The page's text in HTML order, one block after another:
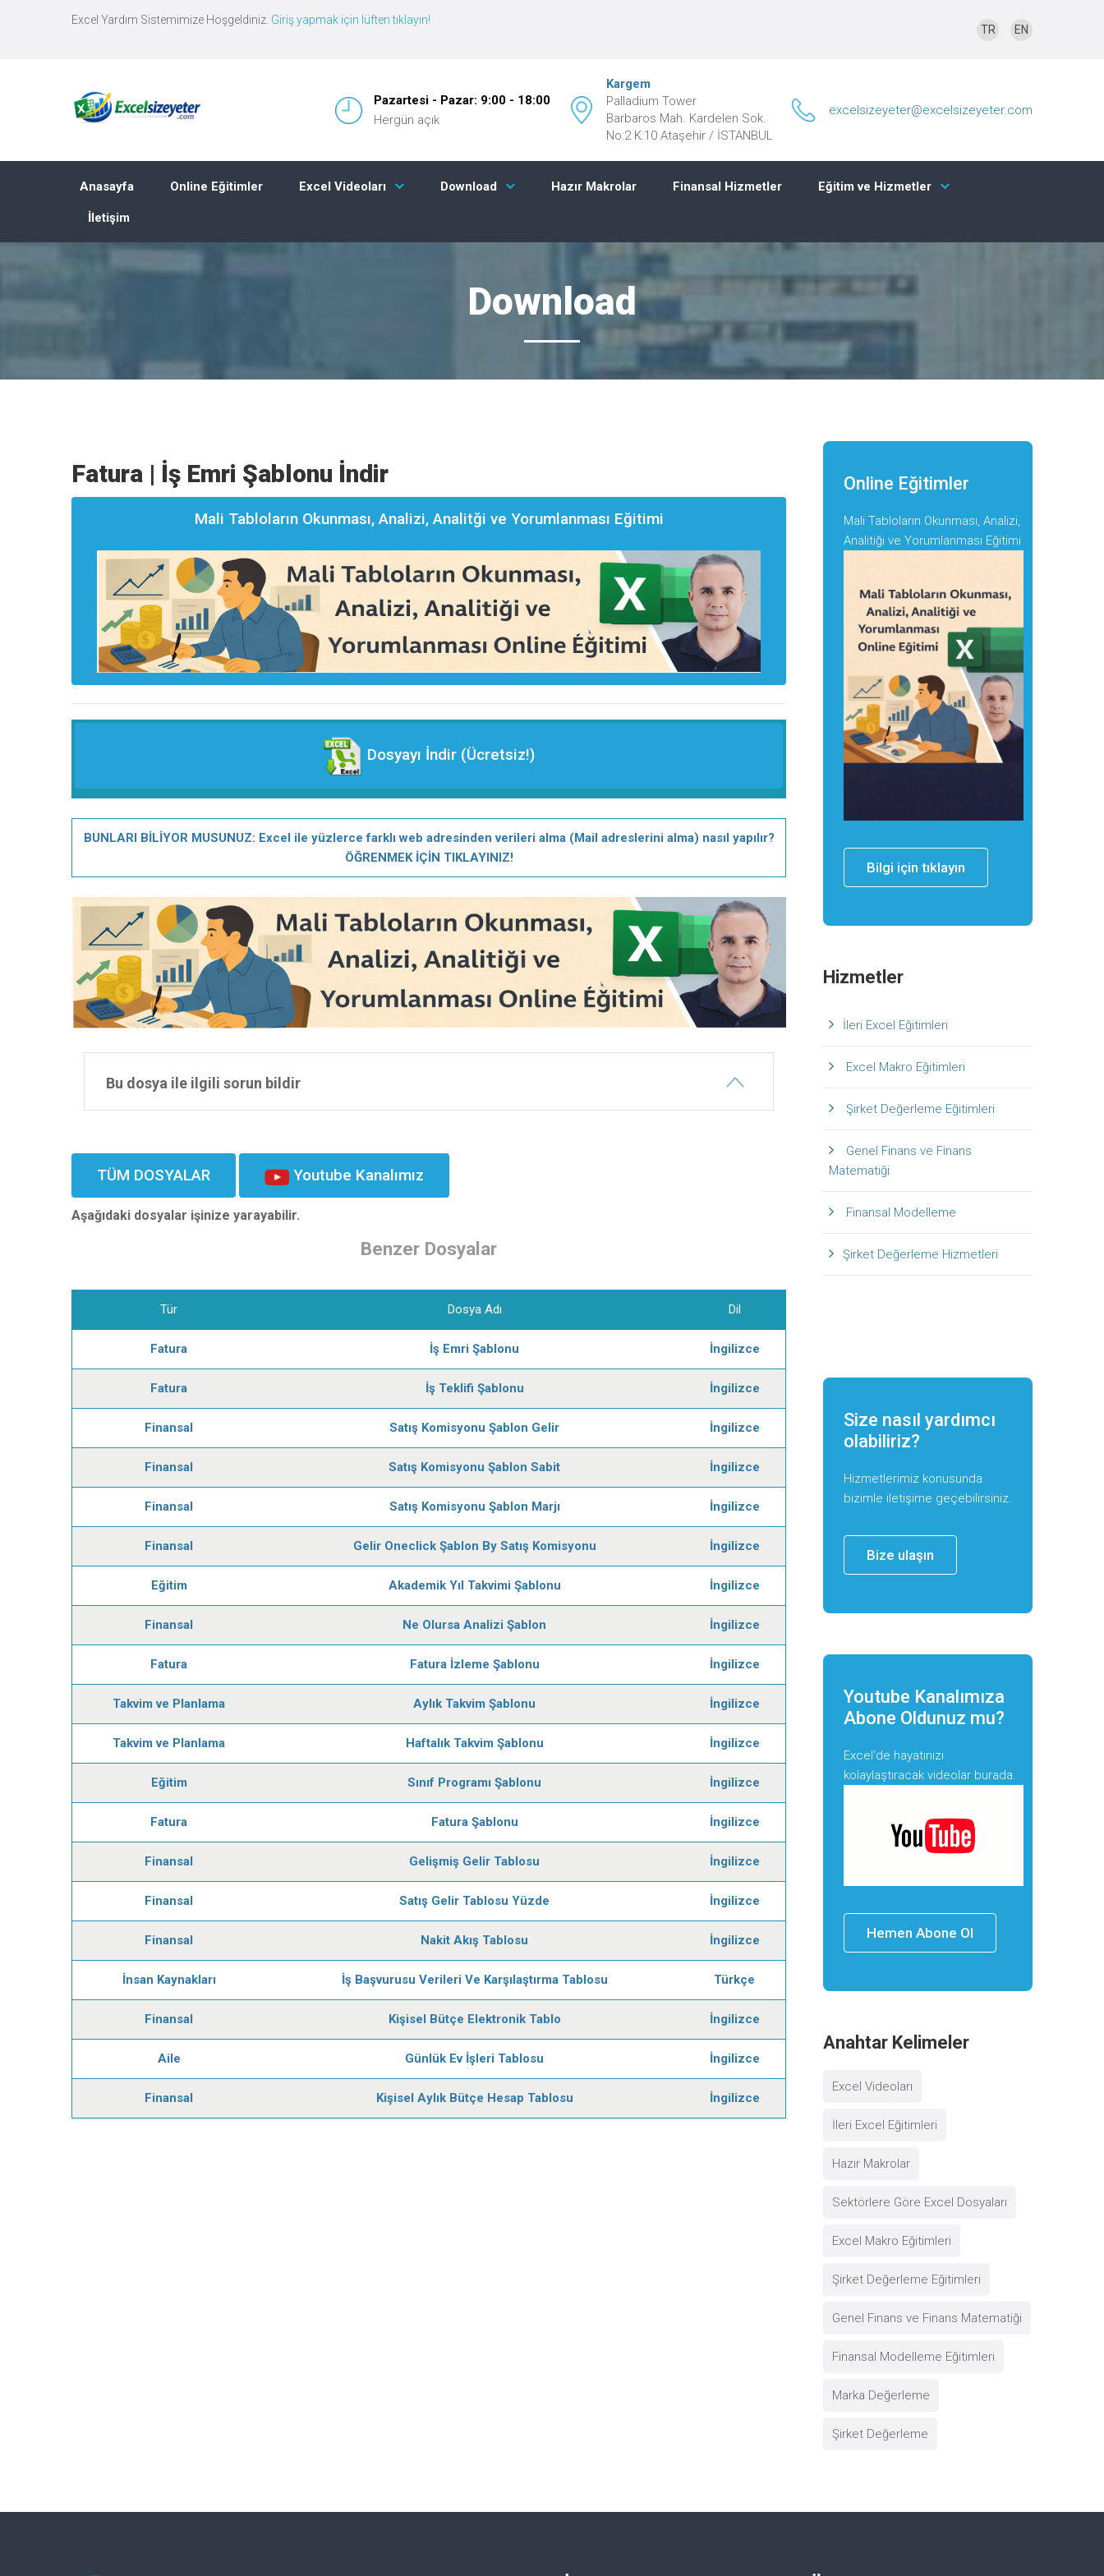
Excel Yardım Sistemimize Hoşgeldiniz. Giriş yapmak için lüften tıklayın!
TR EN
Pazartesi - Pazar: 9:00 - 18:00
Hergün açık
Kargem
Palladium Tower
Barbaros Mah. Kardelen Sok.
No:2 K:10 Ataşehir / İSTANBUL
excelsizeyeter@excelsizeyeter.com
Anasayfa Online Eğitimler Excel Videoları Download Hazır Makrolar Finansal Hizmetler Eğitim ve Hizmetler
İletişim
Download
Fatura | İş Emri Şablonu İndir
Mali Tabloların Okunması, Analizi, Analitği ve Yorumlanması Eğitimi
Dosyayı İndir (Ücretsiz!)
BUNLARI BİLİYOR MUSUNUZ: Excel ile yüzlerce farklı web adresinden verileri alma (Mail adreslerini alma) nasıl yapılır?
ÖĞRENMEK İÇİN TIKLAYINIZ!
Bu dosya ile ilgili sorun bildir
TÜM DOSYALAR Youtube Kanalımız
Aşağıdaki dosyalar işinize yarayabilir.
Benzer Dosyalar
Tür Dosya Adı Dil
Fatura İş Emri Şablonu İngilizce
Fatura İş Teklifi Şablonu İngilizce
Finansal Satış Komisyonu Şablon Gelir İngilizce
Finansal Satış Komisyonu Şablon Sabit İngilizce
Finansal Satış Komisyonu Şablon Marjı İngilizce
Finansal Gelir Oneclick Şablon By Satış Komisyonu İngilizce
Eğitim Akademik Yıl Takvimi Şablonu İngilizce
Finansal Ne Olursa Analizi Şablon İngilizce
Fatura Fatura İzleme Şablonu İngilizce
Takvim ve Planlama Aylık Takvim Şablonu İngilizce
Takvim ve Planlama Haftalık Takvim Şablonu İngilizce
Eğitim Sınıf Programı Şablonu İngilizce
Fatura Fatura Şablonu İngilizce
Finansal Gelişmiş Gelir Tablosu İngilizce
Finansal Satış Gelir Tablosu Yüzde İngilizce
Finansal Nakit Akış Tablosu İngilizce
İnsan Kaynakları İş Başvurusu Verileri Ve Karşılaştırma Tablosu Türkçe
Finansal Kişisel Bütçe Elektronik Tablo İngilizce
Aile Günlük Ev İşleri Tablosu İngilizce
Finansal Kişisel Aylık Bütçe Hesap Tablosu İngilizce
Online Eğitimler
Mali Tabloların Okunması, Analizi,
Analitiği ve Yorumlanması Eğitimi
Bilgi için tıklayın
Hizmetler
İleri Excel Eğitimleri
Excel Makro Eğitimleri
Şirket Değerleme Eğitimleri
Genel Finans ve Finans
Matematiği
Finansal Modelleme
Şirket Değerleme Hizmetleri
Size nasıl yardımcı
olabiliriz?
Hizmetlerimiz konusunda
bizimle iletişime geçebilirsiniz.
Bize ulaşın
Youtube Kanalımıza
Abone Oldunuz mu?
Excel'de hayatınızı
kolaylaştıracak videolar burada.
Hemen Abone Ol
Anahtar Kelimeler
Excel Videoları
İleri Excel Eğitimleri
Hazır Makrolar
Sektörlere Göre Excel Dosyaları
Excel Makro Eğitimleri
Şirket Değerleme Eğitimleri
Genel Finans ve Finans Matematiği
Finansal Modelleme Eğitimleri
Marka Değerleme
Şirket Değerleme